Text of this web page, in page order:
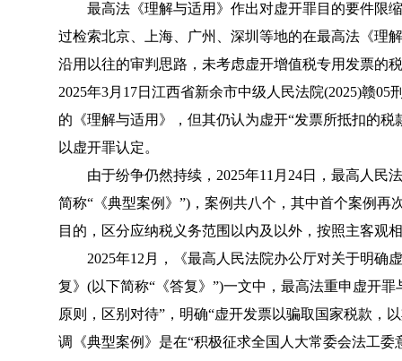
最高法《理解与适用》作出对虚开罪目的要件限
过检索北京、上海、广州、深圳等地的在最高法《理
沿用以往的审判思路，未考虑虚开增值税专用发票的
2025年3月17日江西省新余市中级人民法院(2025)赣
的《理解与适用》，但其仍认为虚开“发票所抵扣的
以虚开罪认定。
由于纷争仍然持续，2025年11月24日，最高人民
简称“《典型案例 》”)，案例共八个，其中首个案例再
目的，区分应纳税义务范围以内及以外，按照主客观
2025年12月，《最高人民法院办公厅对关于明确
复》(以下简称“《答复》”)一文中，最高法重申虚开
原则，区别对待”，明确“虚开发票以骗取国家税款，
调《典型案例 》是在“积极征求全国人大常委会法工